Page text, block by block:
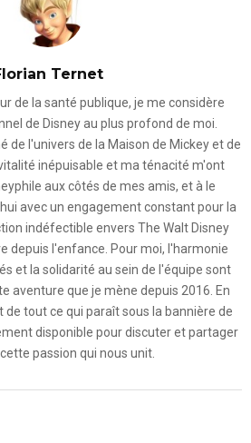
Ternet
de la santé publique, je me considère
de Disney au plus profond de moi.
de l'univers de la Maison de Mickey et de
inépuisable et ma ténacité m'ont
aux côtés de mes amis, et à le
avec un engagement constant pour la
indéfectible envers The Walt Disney
depuis l'enfance. Pour moi, l'harmonie
et la solidarité au sein de l'équipe sont
aventure que je mène depuis 2016. En
tout ce qui paraît sous la bannière de
disponible pour discuter et partager
passion qui nous unit.